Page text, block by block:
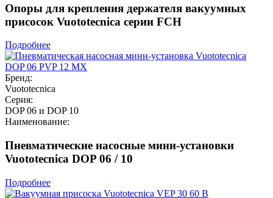
Опоры для крепления держателя вакуумных
присосок Vuototecnica серии FCH
Подробнее
Бренд:
Vuototecnica
Серия:
DOP 06 и DOP 10
Наименование:
Пневматические насосные мини-установки
Vuototecnica DOP 06 / 10
Подробнее